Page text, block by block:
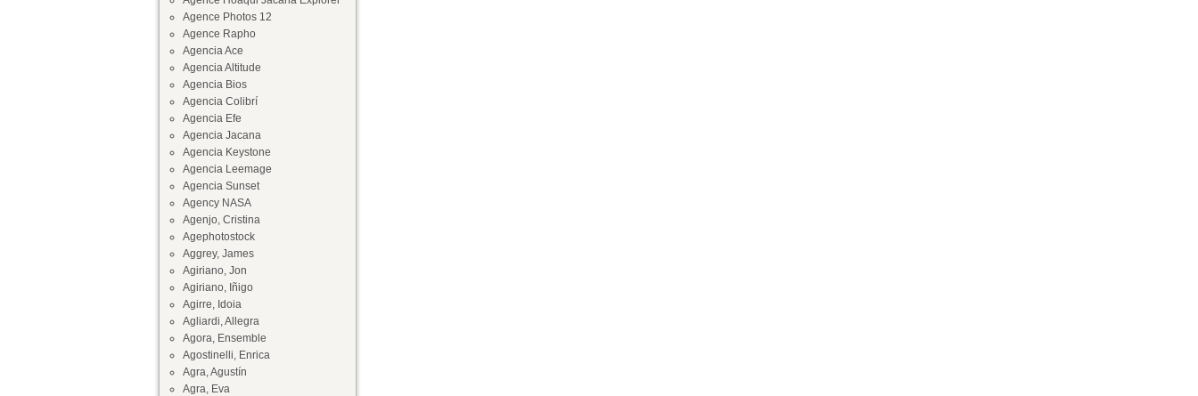
Agence Photos 12
Agence Rapho
Agencia Ace
Agencia Altitude
Agencia Bios
Agencia Colibrí
Agencia Efe
Agencia Jacana
Agencia Keystone
Agencia Leemage
Agencia Sunset
Agency NASA
Agenjo, Cristina
Agephotostock
Aggrey, James
Agiriano, Jon
Agiriano, Iñigo
Agirre, Idoia
Agliardi, Allegra
Agora, Ensemble
Agostinelli, Enrica
Agra, Agustín
Agra, Eva